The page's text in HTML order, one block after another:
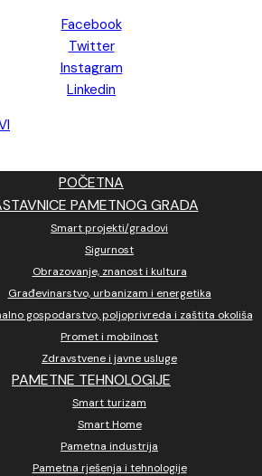
Facebook
Twitter
Instagram
Linkedin
POČETNA
PAMETNOG GRADA
Smart projekti/gradovi
Sigurnost
Obrazovanje, znanost i kultura
Građevinarstvo, urbanizam i energetika
gospodarstvo, poljoprivreda i zaštita okoliša
Promet i mobilnost
Zdravstvene i javne usluge
PAMETNE TEHNOLOGIJE
Smart turizam
Smart Home
Pametna industrija
Pametna rješenja i tehnologije